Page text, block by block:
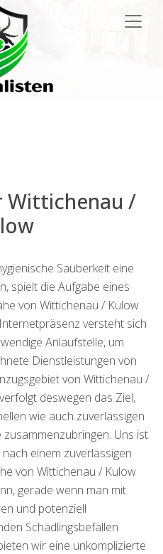
Wittichenau /
Sauberkeit eine
spielt die Aufgabe eines
von Wittichenau / Kulow
versteht sich
Anlaufstelle, um
Dienstleistungen von
von Wittichenau /
deswegen das Ziel,
wie auch zuverlässigen
Uns ist
einem zuverlässigen
von Wittichenau / Kulow
gerade wenn man mit
und potenziell
Schädlingsbefällen
wir eine unkomplizierte